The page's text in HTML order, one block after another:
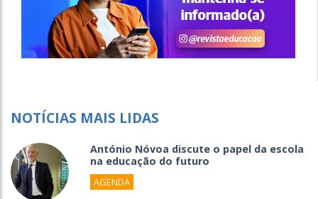
NOTÍCIAS MAIS LIDAS
António Nóvoa discute o papel da escola
na educação do futuro
AGENDA